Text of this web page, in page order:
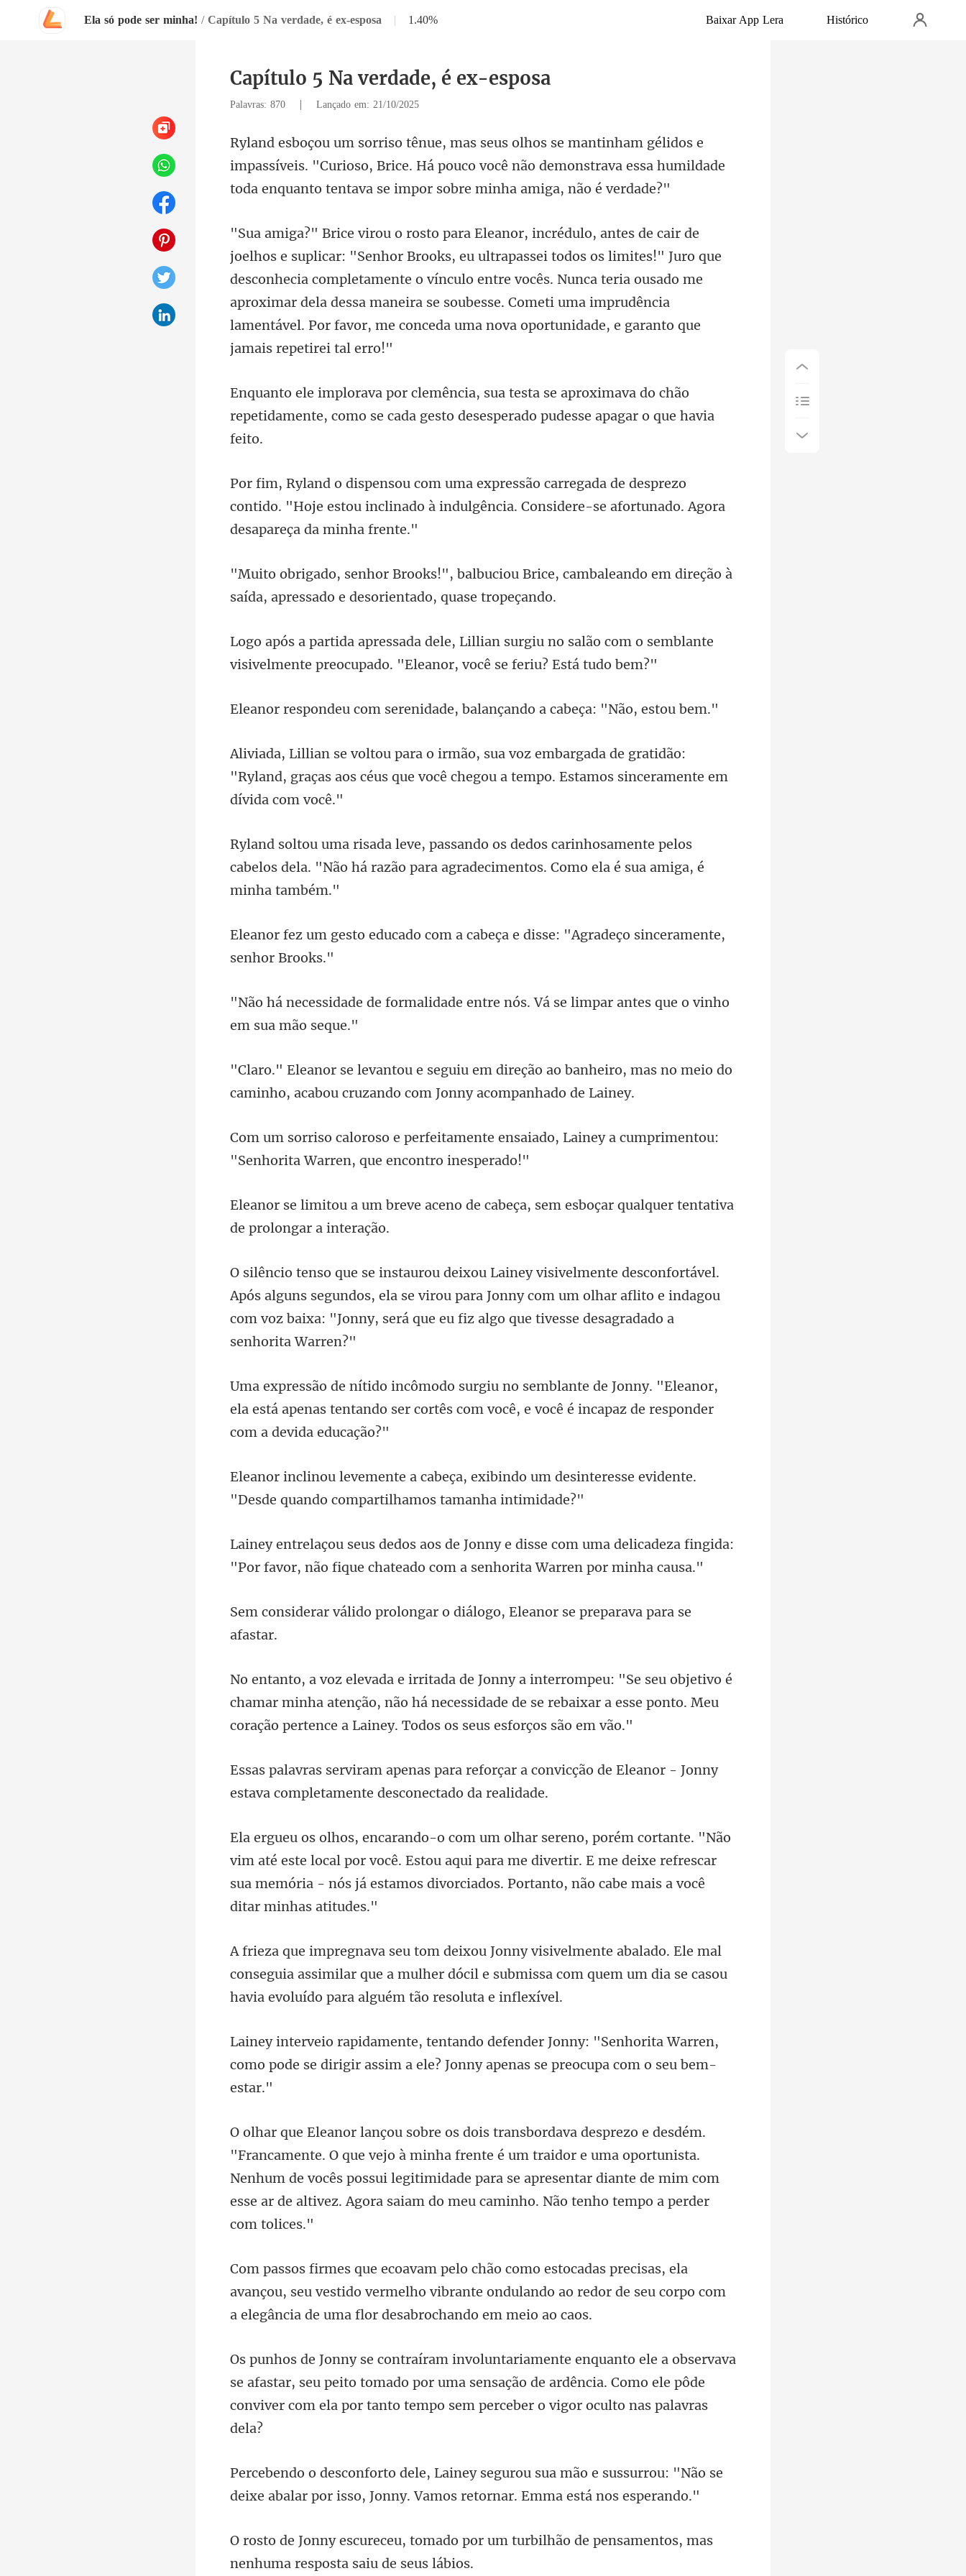
Ela só pode ser minha! / Capítulo 5 Na verdade, é ex-esposa | 1.40% Baixar App Lera Histórico
Capítulo 5 Na verdade, é ex-esposa
Palavras: 870 | Lançado em: 21/10/2025
impassíveis. "Curioso, Brice. Há pouco você não demonstrava essa humi
os os limites!" Juro que
desconhecia completamente o vínculo entre vocês. Nunca teria ousado me
aproximar dela dessa maneira se s
aproximava do chão
repetidamente, como se cada ge
e desprezo
contido. "Hoje estou inclinado à indulgência.
u Brice, cambaleando em direção à
saída, a
giu no salão com o semblante
visivelmente preoc
renidade, balançando a c
rgada de gratidão:
"Ryland, graças aos céus que você c
inhosamente pelos
cabelos dela. "Não há razão para a
om a cabeça e disse: "Agradeço
ade entre nós. Vá se limpar ant
ção ao banheiro, mas no meio do
caminho, acab
ensaiado, Lainey a cumprimentou:
"Senh
o de cabeça, sem esboçar qualquer
s alguns segundos, ela se virou para Jonny com um olhar aflito e indagou
com voz
onny. "Eleanor,
ela está apenas tentando ser cortês com v
bindo um desinteresse evidente.
"Desde q
com uma delicadeza fingida:
"Por favor, não fiqu
ngar o diálogo, Eleanor se
etivo é
chamar minha atenção, não há necessidade de se rebaixar a esse p
çar a convicção de Eleanor - Jonny
estava
este local por você. Estou aqui para me divertir. E me deixe refrescar
sua memória
le mal
conseguia assimilar que a mulher dócil e submissa com quem um
ny: "Senhorita Warren,
como pode se dirigir assim a
inha frente é um traidor e uma oportunista.
Nenhum de vocês possui legitimidade para se apresentar di
la
avançou, seu vestido vermelho vibrante ondulando ao redor de se
se afastar, seu peito tomado por uma sensação de ardência. Como ele pôde
con
a mão e sussurrou: "Não se
deixe abalar por isso
or um turbilhão de pensamentos, mas